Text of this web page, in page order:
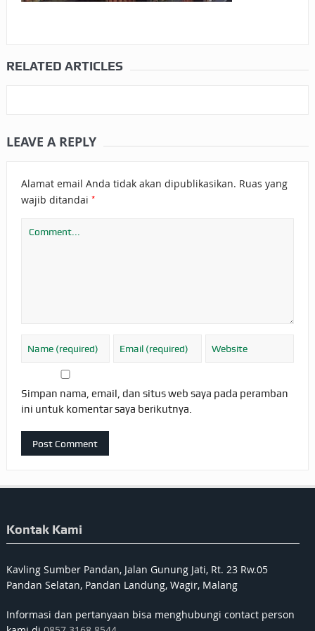
RELATED ARTICLES
LEAVE A REPLY
Alamat email Anda tidak akan dipublikasikan. Ruas yang
wajib ditandai *
Simpan nama, email, dan situs web saya pada peramban
ini untuk komentar saya berikutnya.
Kontak Kami
Kavling Sumber Pandan, Jalan Gunung Jati, Rt. 23 Rw.05
Pandan Selatan, Pandan Landung, Wagir, Malang
Informasi dan pertanyaan bisa menghubungi contact person